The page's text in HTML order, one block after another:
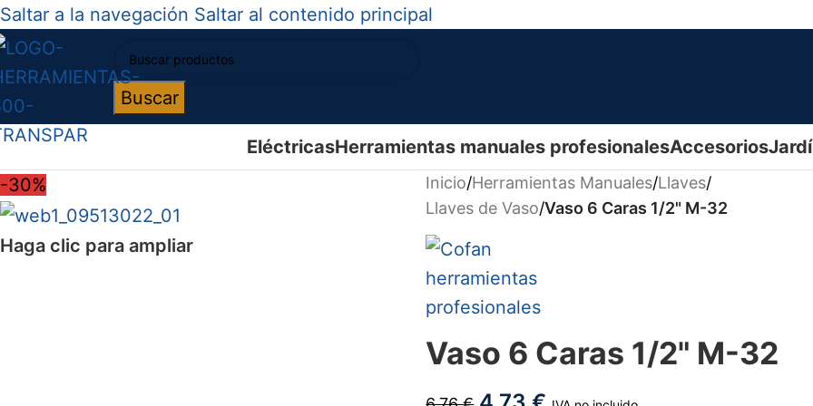
Saltar a la navegación Saltar al contenido principal
Buscar
EléctricasHerramientas manuales profesionalesAccesorios
-30%
Haga clic para ampliar
Inicio/Herramientas Manuales/Llaves/
Llaves de Vaso/Vaso 6 Caras 1/2" M-32
Vaso 6 Caras 1/2" M-32